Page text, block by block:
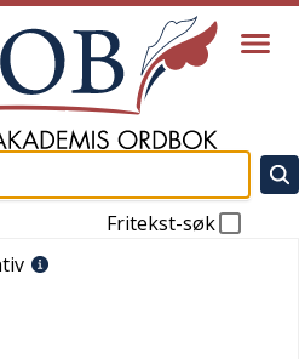
Fritekst-søk